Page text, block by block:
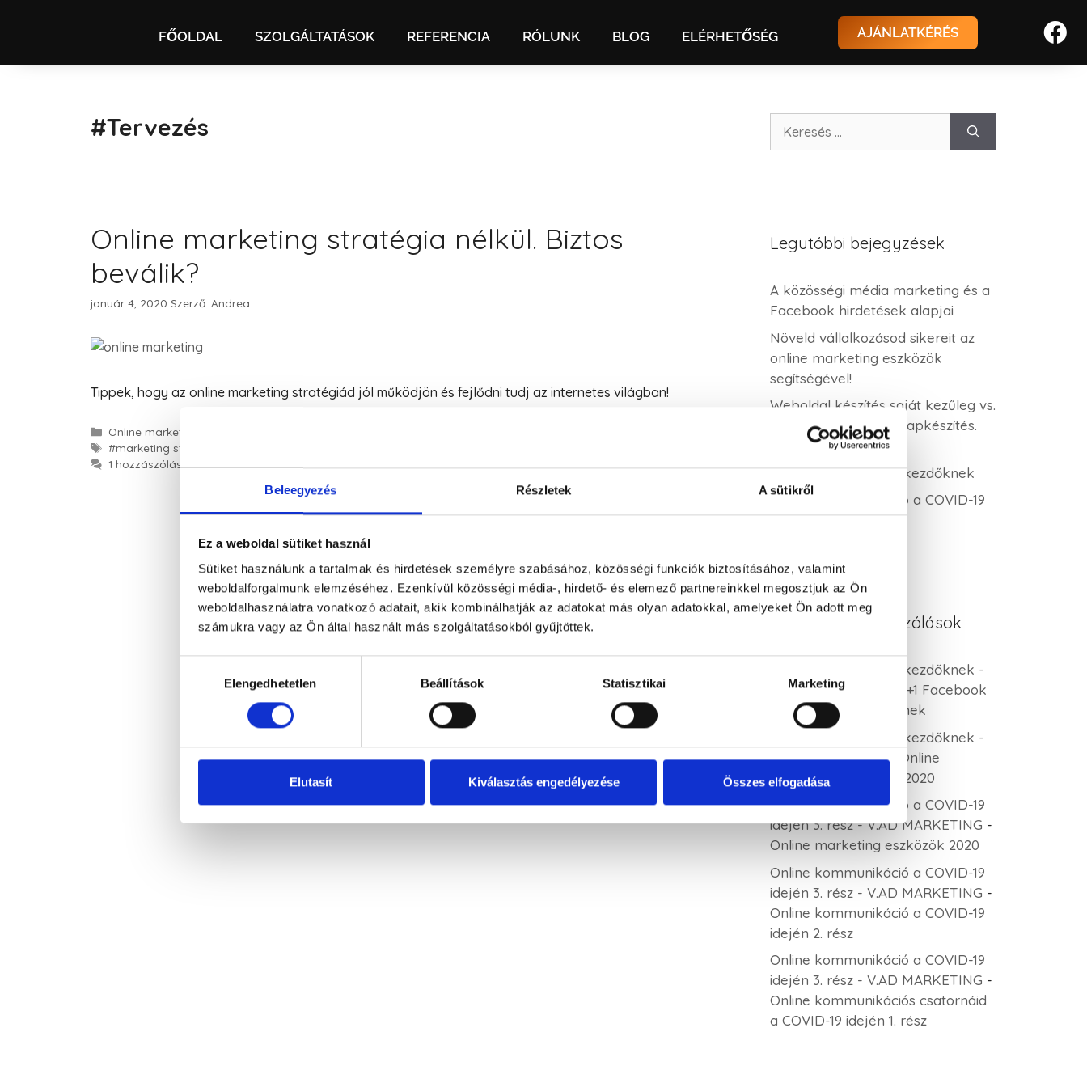
Beleegyezés Részletek A sütikről
Ez a weboldal sütiket használ
Sütiket használunk a tartalmak és hirdetések személyre szabásához, közösségi funkciók biztosításához, valamint
weboldalforgalmunk elemzéséhez. Ezenkívül közösségi média-, hirdető- és elemező partnereinkkel megosztjuk az Ön
weboldalhasználatra vonatkozó adatait, akik kombinálhatják az adatokat más olyan adatokkal, amelyeket Ön adott meg
számukra vagy az Ön által használt más szolgáltatásokból gyűjtöttek.
kiválasztásaElengedhetetlen Beállítások Statisztikai Marketing
Elutasít Kiválasztás engedélyezése Összes elfogadása
FŐOLDAL SZOLGÁLTATÁSOK REFERENCIA RÓLUNK BLOG ELÉRHETŐSÉG AJÁNLATKÉRÉS
#tervezés
Online marketing stratégia nélkül. Biztos
beválik?
január 4, 2020 Szerző: Andrea
Tippek, hogy az online marketing stratégiád jól működjön és fejlődni tudj az internetes világban!
Online marketing
#marketing stratégia
1 hozzászólás
Legutóbbi bejegyzések
A közösségi média marketing és a
Facebook hirdetések alapjai
Növeld vállalkozásod sikereit az
online marketing eszközök
segítségével!
Weboldal készítés saját kezűleg vs.
profi WordPress honlapkészítés.
Melyik éri meg?
Keresőoptimalizálás kezdőknek
Online kommunikáció a COVID-19
idején 3. rész
Legutóbbi hozzászólások
Keresőoptimalizálás kezdőknek -
V.AD MARKETING
5+1 Facebook
hirdetés tipp kezdőknek
Keresőoptimalizálás kezdőknek -
V.AD MARKETING-
Online
marketing eszközök 2020
Online kommunikáció a COVID-19
idején 3. rész - V.AD MARKETING -
Online marketing eszközök 2020
Online kommunikáció a COVID-19
idején 3. rész - V.AD MARKETING -
Online kommunikáció a COVID-19
idején 2. rész
Online kommunikáció a COVID-19
idején 3. rész - V.AD MARKETING -
Online kommunikációs csatornáid
a COVID-19 idején 1. rész